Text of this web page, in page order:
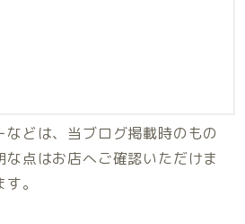
どは、当ブログ掲載時のもの
点はお店へご確認いただけま
。